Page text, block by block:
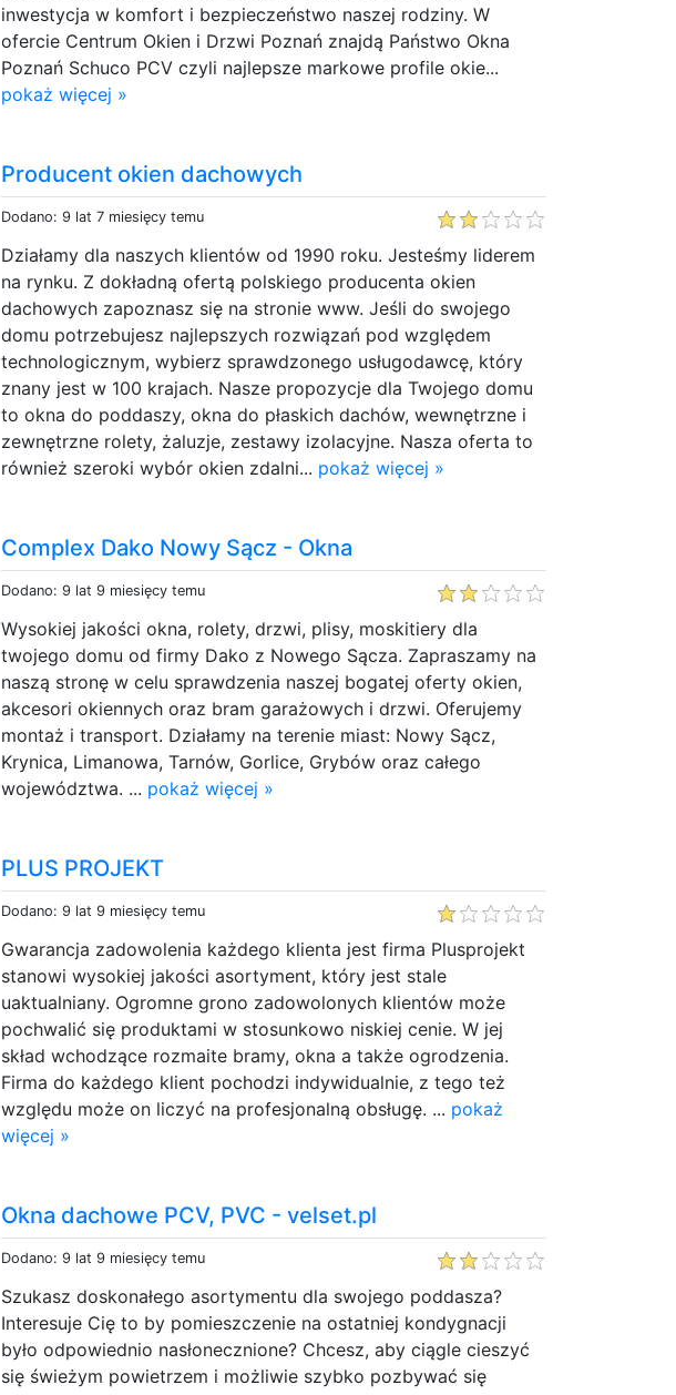
inwestycja w komfort i bezpieczeństwo naszej rodziny. W
ofercie Centrum Okien i Drzwi Poznań znajdą Państwo Okna
Poznań Schuco PCV czyli najlepsze markowe profile okie...
pokaż więcej »
Producent okien dachowych
Dodano: 9 lat 7 miesięcy temu
Działamy dla naszych klientów od 1990 roku. Jesteśmy liderem
na rynku. Z dokładną ofertą polskiego producenta okien
dachowych zapoznasz się na stronie www. Jeśli do swojego
domu potrzebujesz najlepszych rozwiązań pod względem
technologicznym, wybierz sprawdzonego usługodawcę, który
znany jest w 100 krajach. Nasze propozycje dla Twojego domu
to okna do poddaszy, okna do płaskich dachów, wewnętrzne i
zewnętrzne rolety, żaluzje, zestawy izolacyjne. Nasza oferta to
również szeroki wybór okien zdalni... pokaż więcej »
Complex Dako Nowy Sącz - Okna
Dodano: 9 lat 9 miesięcy temu
Wysokiej jakości okna, rolety, drzwi, plisy, moskitiery dla
twojego domu od firmy Dako z Nowego Sącza. Zapraszamy na
naszą stronę w celu sprawdzenia naszej bogatej oferty okien,
akcesori okiennych oraz bram garażowych i drzwi. Oferujemy
montaż i transport. Działamy na terenie miast: Nowy Sącz,
Krynica, Limanowa, Tarnów, Gorlice, Grybów oraz całego
województwa. ... pokaż więcej »
PLUS PROJEKT
Dodano: 9 lat 9 miesięcy temu
Gwarancja zadowolenia każdego klienta jest firma Plusprojekt
stanowi wysokiej jakości asortyment, który jest stale
uaktualniany. Ogromne grono zadowolonych klientów może
pochwalić się produktami w stosunkowo niskiej cenie. W jej
skład wchodzące rozmaite bramy, okna a także ogrodzenia.
Firma do każdego klient pochodzi indywidualnie, z tego też
względu może on liczyć na profesjonalną obsługę. ... pokaż
więcej »
Okna dachowe PCV, PVC - velset.pl
Dodano: 9 lat 9 miesięcy temu
Szukasz doskonałego asortymentu dla swojego poddasza?
Interesuje Cię to by pomieszczenie na ostatniej kondygnacji
było odpowiednio nasłonecznione? Chcesz, aby ciągle cieszyć
się świeżym powietrzem i możliwie szybko pozbywać się